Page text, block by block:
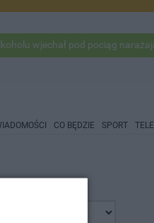
wjechał pod pociąg
CO BĘDZIE SPORT